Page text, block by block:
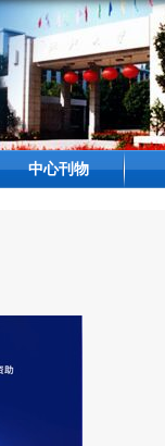
中心刊物